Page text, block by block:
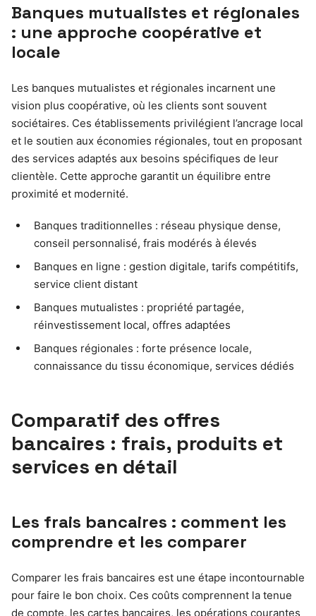
Banques mutualistes et régionales
: une approche coopérative et
locale
Les banques mutualistes et régionales incarnent une
vision plus coopérative, où les clients sont souvent
sociétaires. Ces établissements privilégient l’ancrage local
et le soutien aux économies régionales, tout en proposant
des services adaptés aux besoins spécifiques de leur
clientèle. Cette approche garantit un équilibre entre
proximité et modernité.
Banques traditionnelles : réseau physique dense,
conseil personnalisé, frais modérés à élevés
Banques en ligne : gestion digitale, tarifs compétitifs,
service client distant
Banques mutualistes : propriété partagée,
réinvestissement local, offres adaptées
Banques régionales : forte présence locale,
connaissance du tissu économique, services dédiés
Comparatif des offres
bancaires : frais, produits et
services en détail
Les frais bancaires : comment les
comprendre et les comparer
Comparer les frais bancaires est une étape incontournable
pour faire le bon choix. Ces coûts comprennent la tenue
de compte, les cartes bancaires, les opérations courantes